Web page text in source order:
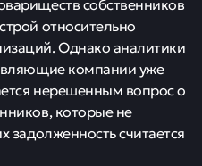
относительно
Однако аналитики
компании уже
нерешенным вопрос о
которые не
задолженность считается